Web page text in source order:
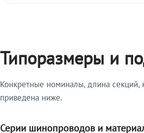
Типоразмеры и
Конкретные номиналы, длина секций,
приведена ниже.
Серии шинопроводов и